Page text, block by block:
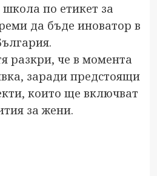
по етикет за
да бъде иноватор в
разкри, че в момента
заради предстоящи
които ще включват
за жени.